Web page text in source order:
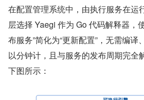
在配置管理系统中，由执行服务在运
层选择 Yaegi 作为 Go 代码解释器，
布服务”简化为“更新配置”，无需编
以分钟计，且与服务的发布周期完全
下图所示：